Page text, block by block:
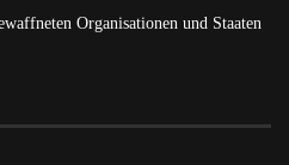
Organisationen und Staaten